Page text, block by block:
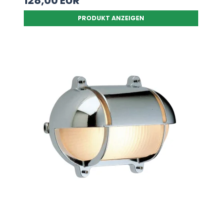
PRODUKT ANZEIGEN